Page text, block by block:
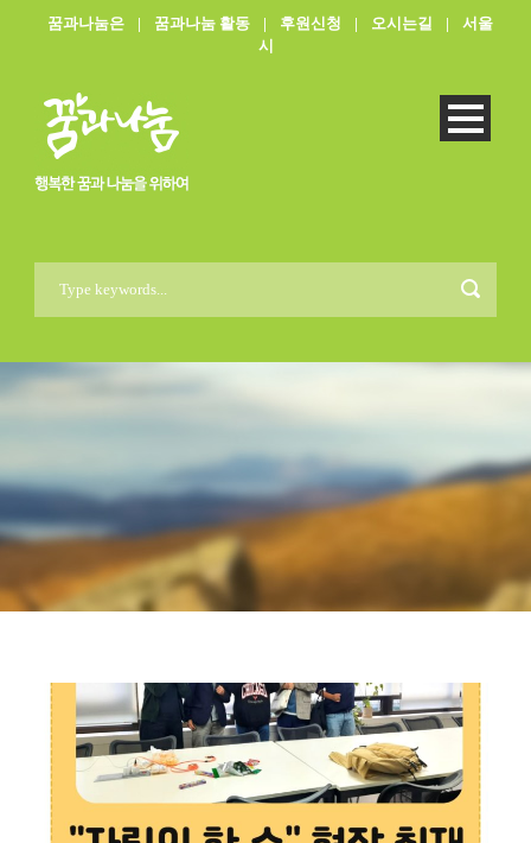
꿈과나눔은 | 꿈과나눔 활동 | 후원신청 | 오시는길 |
서울
시